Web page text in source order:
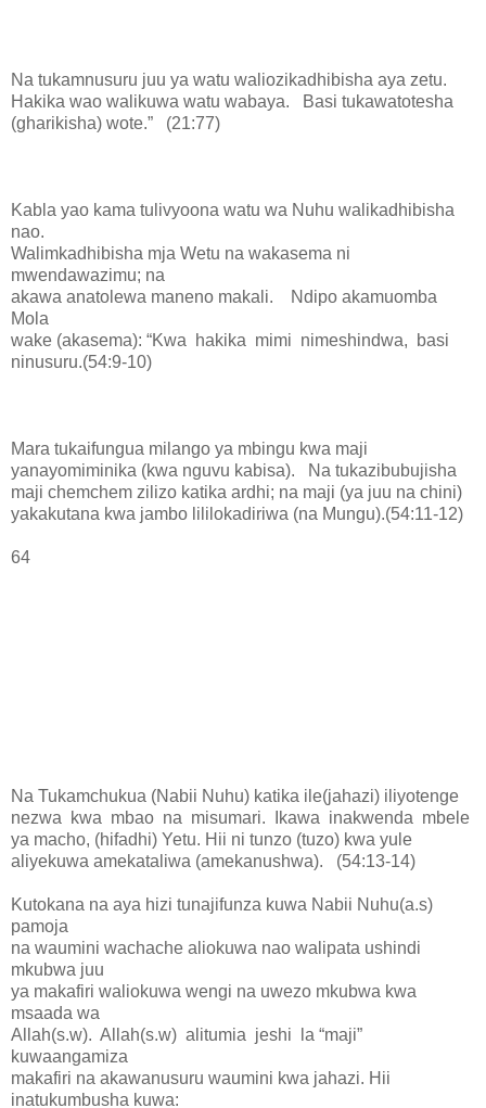
Na tukamnusuru juu ya watu waliozikadhibisha aya zetu.
Hakika wao walikuwa watu wabaya. Basi tukawatotesha
(gharikisha) wote.” (21:77)
Kabla yao kama tulivyoona watu wa Nuhu walikadhibisha
nao.
Walimkadhibisha mja Wetu na wakasema ni
mwendawazimu; na
akawa anatolewa maneno makali. Ndipo akamuomba
Mola
wake (akasema): “Kwa hakika mimi nimeshindwa, basi
ninusuru.(54:9-10)
Mara tukaifungua milango ya mbingu kwa maji
yanayomiminika (kwa nguvu kabisa). Na tukazibubujisha
maji chemchem zilizo katika ardhi; na maji (ya juu na chini)
yakakutana kwa jambo lililokadiriwa (na Mungu).(54:11-12)
64
Na Tukamchukua (Nabii Nuhu) katika ile(jahazi) iliyotenge
nezwa kwa mbao na misumari. Ikawa inakwenda mbele
ya macho, (hifadhi) Yetu. Hii ni tunzo (tuzo) kwa yule
aliyekuwa amekataliwa (amekanushwa). (54:13-14)
Kutokana na aya hizi tunajifunza kuwa Nabii Nuhu(a.s)
pamoja
na waumini wachache aliokuwa nao walipata ushindi
mkubwa juu
ya makafiri waliokuwa wengi na uwezo mkubwa kwa
msaada wa
Allah(s.w). Allah(s.w) alitumia jeshi la “maji”
kuwaangamiza
makafiri na akawanusuru waumini kwa jahazi. Hii
inatukumbusha kuwa: